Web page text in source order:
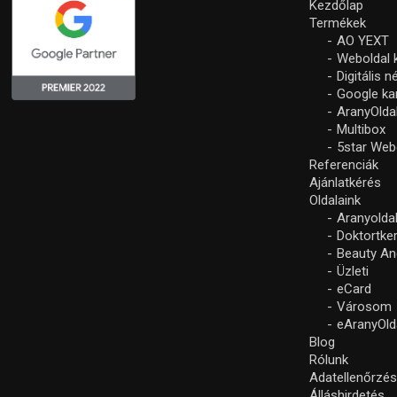
Kezdőlap
Termékek
AO YEXT
Weboldal
Digitális
Google
Multibox
5star
Referenciák
Ajánlatkérés
Oldalaink
Beauty
Üzleti
eCard
Városom
Blog
Rólunk
Adatellenőrzés